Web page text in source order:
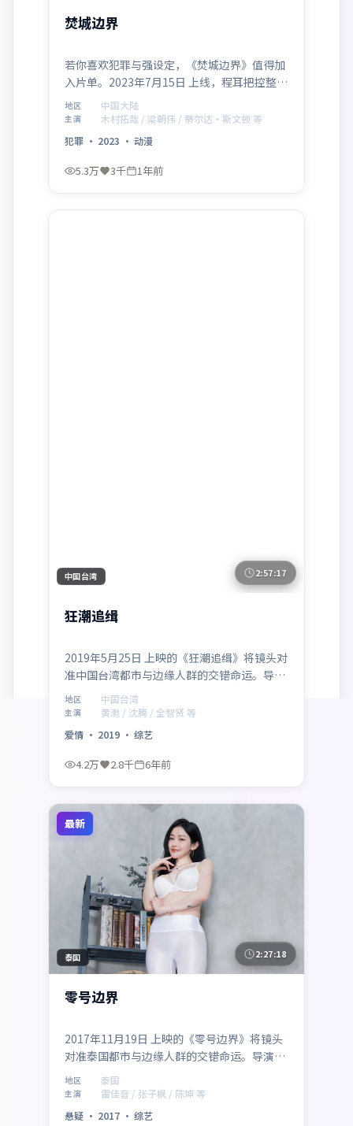
焚城边界
若你喜欢犯罪与强设定，《焚城边界》值得加
入片单。2023年7月15日 上线，程耳把控整体
气质，木村拓哉、梁朝伟、蒂尔达·斯文顿、
菅田将晖、邓超组成跨代际阵容。影片在中国
大陆语境下讨论家庭、正义与代价，留白处耐
人寻味。
地区 中国大陆
主演
木村拓哉 / 梁朝伟 / 蒂尔达·斯文顿 等
犯罪 · 2023 · 动漫
5.3万 3千 1年前
中国台湾 2:57:17
狂潮追缉
2019年5月25日 上映的《狂潮追缉》将镜头对
准中国台湾都市与边缘人群的交错命运。导演
饶晓志以冷峻叙事包裹温情内核，黄渤、沈
腾、全智贤、孔刘共同演绎一段关于救赎与成
长的旅程，类型元素为爱情，适合喜欢强情节
与人物弧光的观众。
地区 中国台湾
主演
黄渤 / 沈腾 / 全智贤 等
爱情 · 2019 · 综艺
4.2万 2.8千 6年前
最新
泰国 2:27:18
零号边界
2017年11月19日 上映的《零号边界》将镜头
对准泰国都市与边缘人群的交错命运。导演洪
常秀以冷峻叙事包裹温情内核，雷佳音、张子
枫、陈坤、小栗旬共同演绎一段关于救赎与成
长的旅程，类型元素为悬疑，适合喜欢强情节
地区 泰国
主演
雷佳音 / 张子枫 / 陈坤 等
悬疑 · 2017 · 综艺